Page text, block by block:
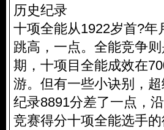
历史纪录
十项全能从1922岁首?
跳高，一点。全能竞争
期，十项目全能成效在
游。但有一些小诀别，
纪录8891分差了一点，沿
竞赛得分十项全能选手